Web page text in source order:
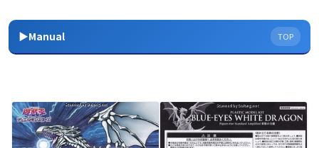
▶Manual TOP